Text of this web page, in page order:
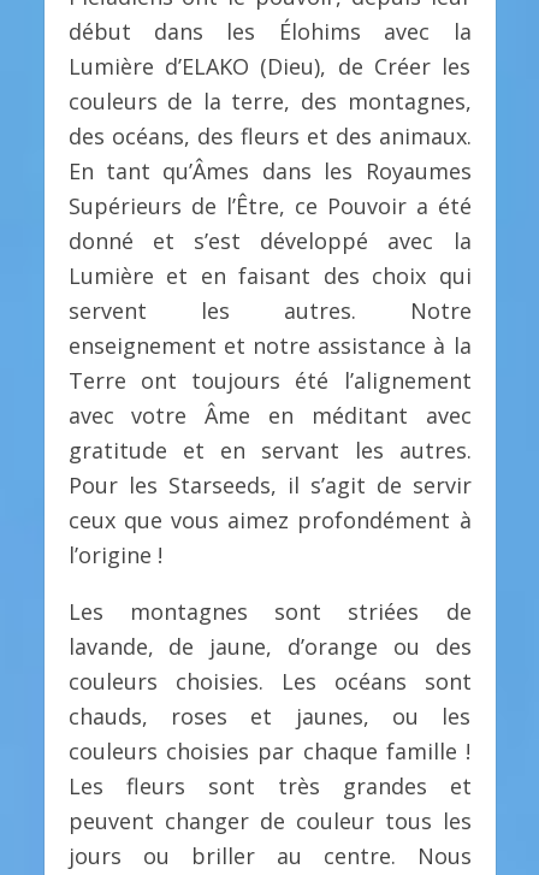
début dans les Élohims avec la
Lumière d’ELAKO (Dieu), de Créer les
couleurs de la terre, des montagnes,
des océans, des fleurs et des animaux.
En tant qu’Âmes dans les Royaumes
Supérieurs de l’Être, ce Pouvoir a été
donné et s’est développé avec la
Lumière et en faisant des choix qui
servent les autres. Notre
enseignement et notre assistance à la
Terre ont toujours été l’alignement
avec votre Âme en méditant avec
gratitude et en servant les autres.
Pour les Starseeds, il s’agit de servir
ceux que vous aimez profondément à
l’origine !
Les montagnes sont striées de
lavande, de jaune, d’orange ou des
couleurs choisies. Les océans sont
chauds, roses et jaunes, ou les
couleurs choisies par chaque famille !
Les fleurs sont très grandes et
peuvent changer de couleur tous les
jours ou briller au centre. Nous